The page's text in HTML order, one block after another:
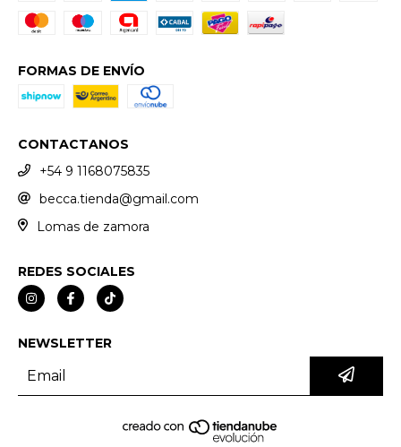
FORMAS DE ENVÍO
CONTACTANOS
+54 9 1168075835
becca.tienda@gmail.com
Lomas de zamora
REDES SOCIALES
NEWSLETTER